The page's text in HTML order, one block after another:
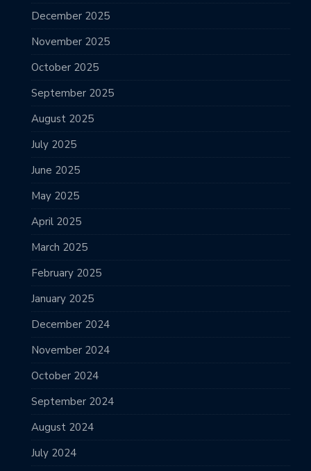
December 2025
November 2025
October 2025
September 2025
August 2025
July 2025
June 2025
May 2025
April 2025
March 2025
February 2025
January 2025
December 2024
November 2024
October 2024
September 2024
August 2024
July 2024